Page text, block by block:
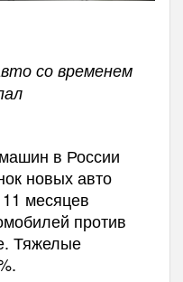
со временем
в России
новых авто
месяцев
против
Тяжелые